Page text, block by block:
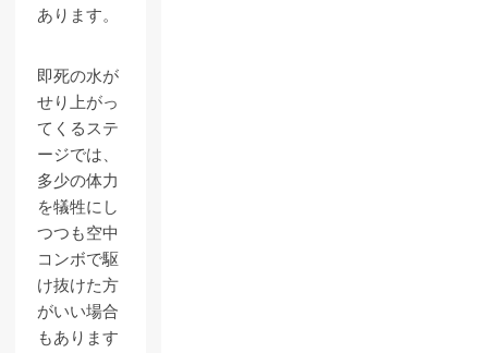
あります。
即死の水が
せり上がっ
てくるステ
ージでは、
多少の体力
を犠牲にし
つつも空中
コンボで駆
け抜けた方
がいい場合
もあります